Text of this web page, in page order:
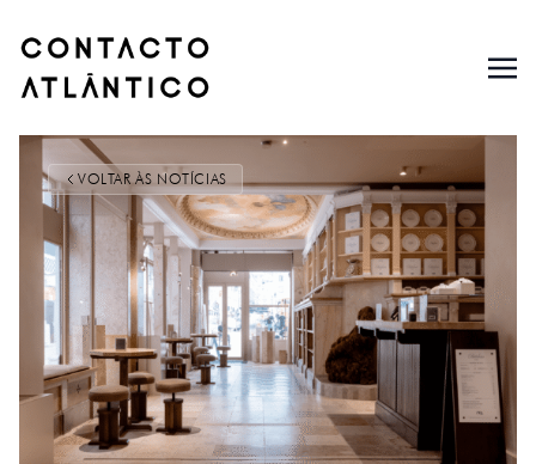
VOLTAR ÀS NOTÍCIAS